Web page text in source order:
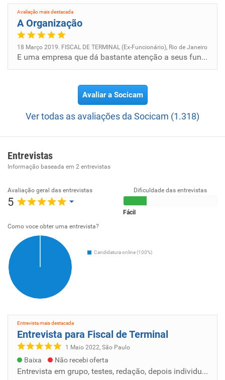
Missão:
Viabilizar soluções empresariais de Atendimento ao
Cidadão, melhorando a vida das pessoas.
Avaliação mais destacada
A Organização
18 Março 2019. FISCAL DE TERMINAL (Ex-Funcionário), Rio de Janeiro
E uma empresa que dá bastante atenção a seus funcionários, que dá chance de crescimento.
Avaliar a Socicam
Ver todas as avaliações da Socicam (1.318)
Entrevistas
Informação baseada em 2 entrevistas
Avaliação geral das entrevistas
5
Dificuldade das entrevistas
Fácil
Como voce obter uma entrevista?
Candidatura online (100%)
Entrevista mais destacada
Entrevista para Fiscal de Terminal
1 Maio 2022, São Paulo
Baixa Não recebi oferta
Entrevista em grupo, testes, redação, depois individual... excelente entrevista... estão de parabéns... estou aguardando a resposta.